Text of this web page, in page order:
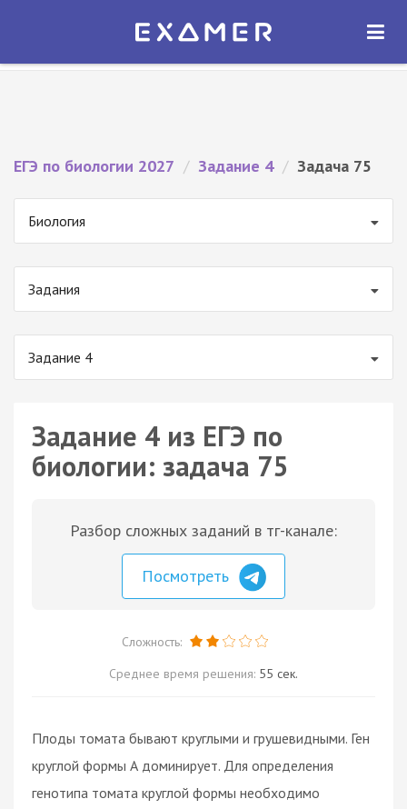
Экзамер — ЕГЭ 2027
ОТКРЫТЬ
ЕГЭ по биологии 2027 / Задание 4 / Задача 75
Биология
Задания
Задание 4
Задание 4 из ЕГЭ по
биологии: задача 75
Разбор сложных заданий в тг-канале:
Посмотреть
Сложность:
Среднее время решения: 55 сек.
Плоды томата бывают круглыми и грушевидными. Ген
круглой формы А доминирует. Для определения
генотипа томата круглой формы необходимо